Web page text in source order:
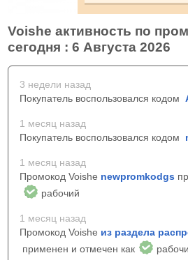
Voishe активность по
сегодня : 6 Августа 2026
3 недели назад
Покупатель воспользовался кодом
1 месяц назад
Покупатель воспользовался кодом
1 месяц назад
Промокод Voishe newpromkodgs
рабочий
1 месяц назад
Промокод Voishe из раздела
применен и отмечен как